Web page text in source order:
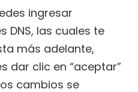
ingresar
DNS, las cuales te
más adelante,
dar clic en “aceptar”
cambios se